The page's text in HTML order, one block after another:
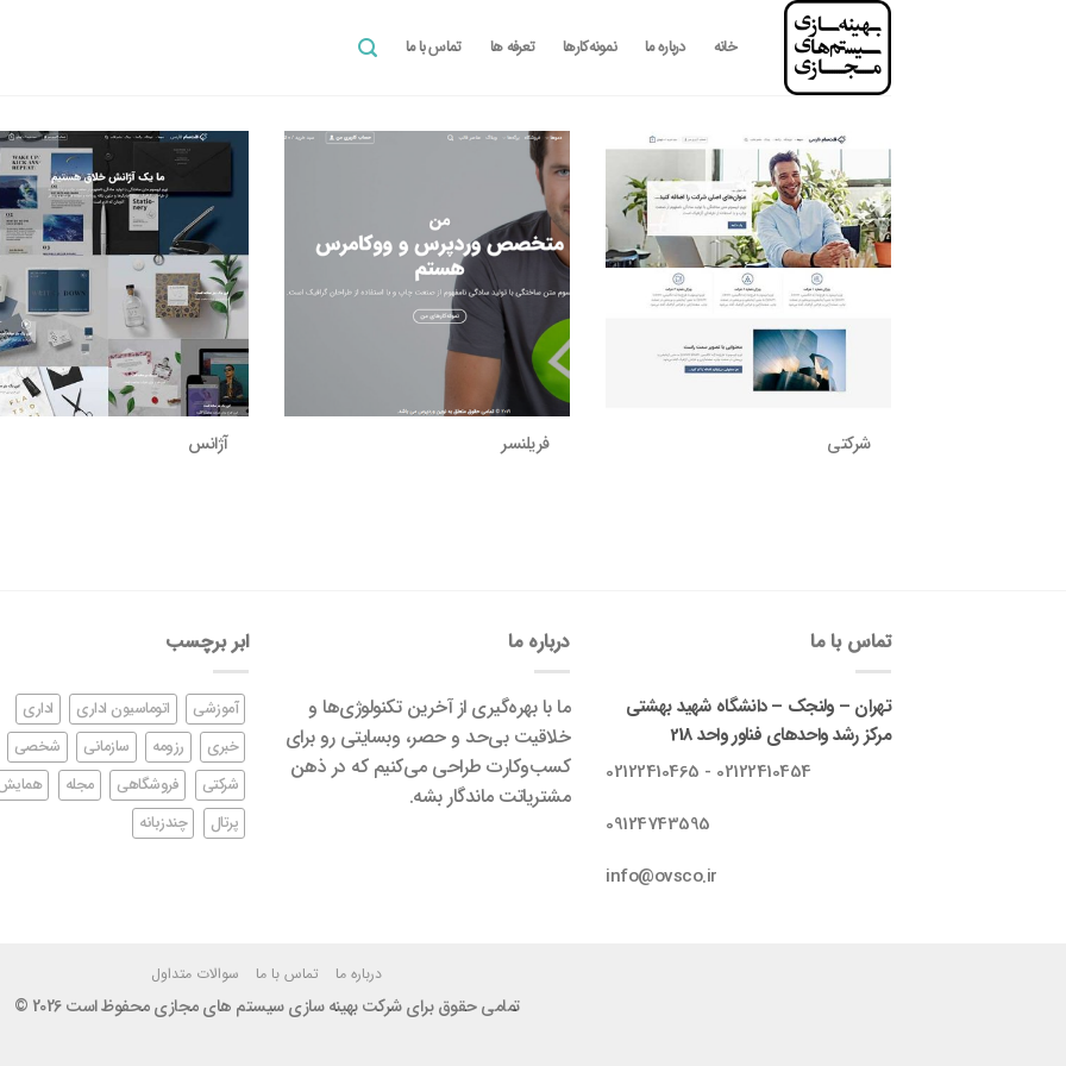
خانه درباره ما نمونه‌کارها تعرفه ها تماس با ما
شرکتی فریلنسر آژانس
تماس با ما
تهران – ولنجک – دانشگاه شهید بهشتی
مرکز رشد واحدهای فناور واحد 218
02122410454 - 02122410465
09124743595
info@ovsco.ir
درباره ما
ما با بهره‌گیری از آخرین تکنولوژی‌ها و
خلاقیت بی‌حد و حصر، وبسایتی رو برای
کسب‌وکارت طراحی می‌کنیم که در ذهن
مشتریاتت ماندگار بشه.
ابر برچسب
آموزشی اتوماسیون اداری
اداری
خبری
رزومه سازمانی
شخصی
شرکتی
فروشگاهی مجله
پرتال
چندزبانه
درباره ما تماس با ما سوالات متداول
تمامی حقوق برای شرکت بهینه سازی سیستم های مجازی محفوظ است 2026 ©